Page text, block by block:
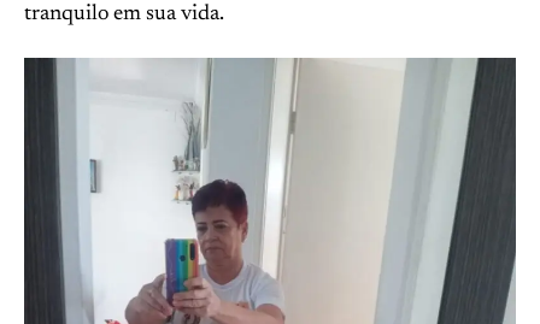
tranquilo em sua vida.